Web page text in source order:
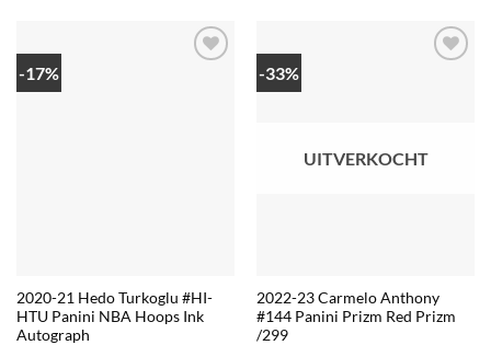
-17%
2020-21 Hedo Turkoglu #HI-
HTU Panini NBA Hoops Ink
Autograph
-33%
UITVERKOCHT
2022-23 Carmelo Anthony
#144 Panini Prizm Red Prizm
/299